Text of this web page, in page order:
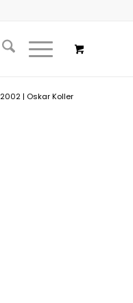
2002 | Oskar Koller